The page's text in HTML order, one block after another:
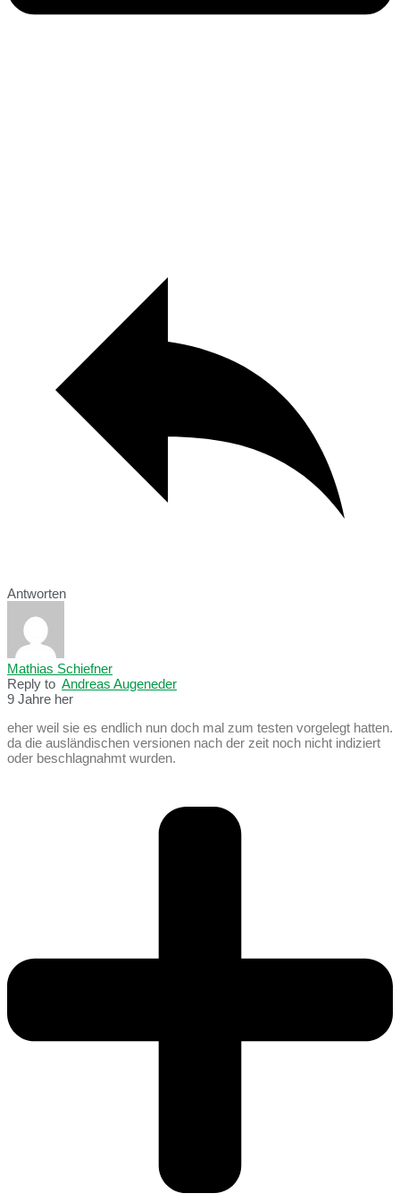
Antworten
Mathias Schiefner
Reply to Andreas Augeneder
9 Jahre her
eher weil sie es endlich nun doch mal zum testen vorgelegt hatten.
da die ausländischen versionen nach der zeit noch nicht indiziert
oder beschlagnahmt wurden.